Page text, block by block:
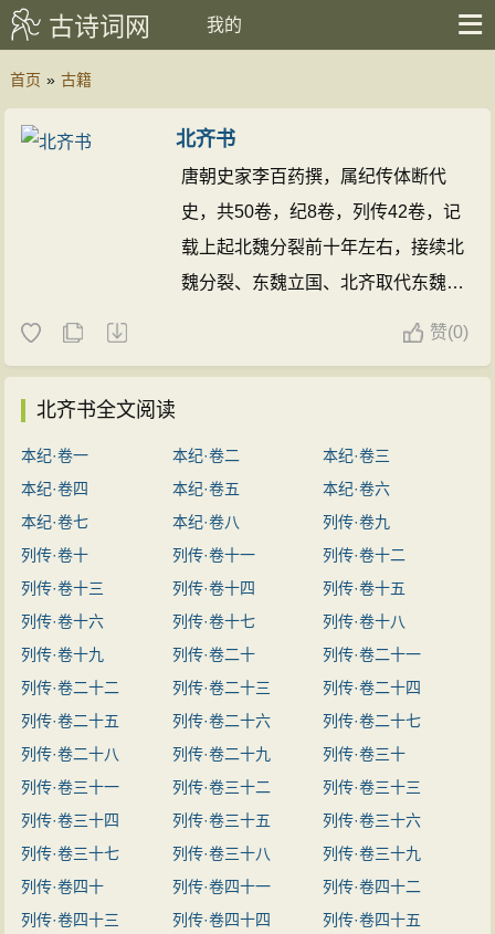
古诗词网 我的
首页 » 古籍
北齐书
唐朝史家李百药撰，属纪传体断代
史，共50卷，纪8卷，列传42卷，记
载上起北魏分裂前十年左右，接续北
魏分裂、东魏立国、北齐取代东魏，
赞(0)
北齐书全文阅读
本纪·卷一 本纪·卷二
本纪·卷三
本纪·卷四
本纪·卷五
本纪·卷六
本纪·卷七
本纪·卷八
列传·卷九
列传·卷十
列传·卷十一
列传·卷十二
列传·卷十三
列传·卷十四
列传·卷十五
列传·卷十六
列传·卷十七
列传·卷十八
列传·卷十九
列传·卷二十
列传·卷二十一
列传·卷二十二
列传·卷二十三
列传·卷二十四
列传·卷二十五
列传·卷二十六
列传·卷二十七
列传·卷二十八
列传·卷二十九
列传·卷三十
列传·卷三十一
列传·卷三十二
列传·卷三十三
列传·卷三十四
列传·卷三十五
列传·卷三十六
列传·卷三十七
列传·卷三十八
列传·卷三十九
列传·卷四十
列传·卷四十一
列传·卷四十二
列传·卷四十三
列传·卷四十四
列传·卷四十五